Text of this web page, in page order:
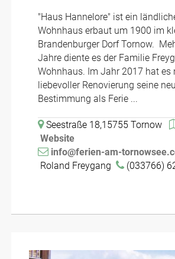
"Haus Hannelore" ist ein
Wohnhaus erbaut um 1900 im
Brandenburger Dorf Tornow.
Jahre diente es der Familie
Wohnhaus. Im Jahr 2017 hat es
liebevoller Renovierung seine
Bestimmung als Ferie ...
Seestraße 18,15755 Tornow
Website
info@ferien-am-
Roland Freygang
(033766)